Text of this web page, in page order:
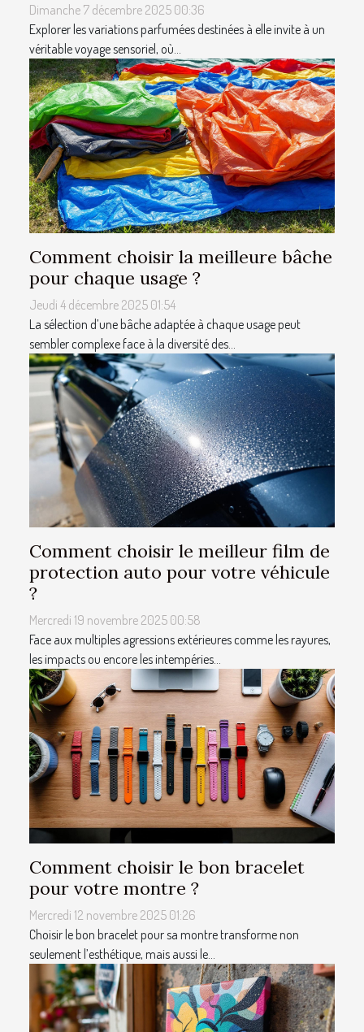
Dimanche 7 décembre 2025 00:36
Explorer les variations parfumées destinées à elle invite à un
véritable voyage sensoriel, où...
Comment choisir la meilleure bâche
pour chaque usage ?
Jeudi 4 décembre 2025 01:54
La sélection d’une bâche adaptée à chaque usage peut
sembler complexe face à la diversité des...
Comment choisir le meilleur film de
protection auto pour votre véhicule
?
Mercredi 19 novembre 2025 00:58
Face aux multiples agressions extérieures comme les rayures,
les impacts ou encore les intempéries...
Comment choisir le bon bracelet
pour votre montre ?
Mercredi 12 novembre 2025 01:26
Choisir le bon bracelet pour sa montre transforme non
seulement l’esthétique, mais aussi le...